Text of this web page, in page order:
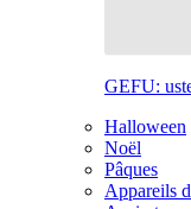
GEFU:
Halloween
Noël
Pâques
Appareils